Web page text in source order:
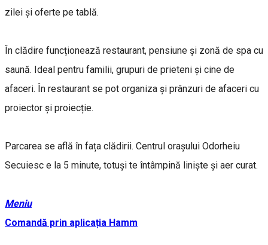
zilei și oferte pe tablă.
În clădire funcționează restaurant, pensiune și zonă de spa cu
saună. Ideal pentru familii, grupuri de prieteni și cine de
afaceri. În restaurant se pot organiza și prânzuri de afaceri cu
proiector și proiecție.
Parcarea se află în fața clădirii. Centrul orașului Odorheiu
Secuiesc e la 5 minute, totuși te întâmpină liniște și aer curat.
Meniu
Comandă prin aplicația Hamm